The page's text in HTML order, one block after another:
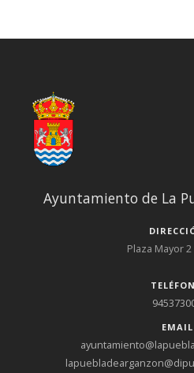
Ayuntamiento de La
Plaza Mayor 2
EMAIL